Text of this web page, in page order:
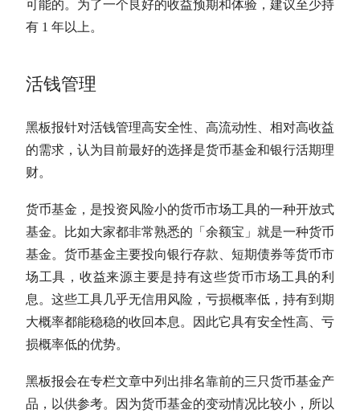
可能的。为了一个良好的收益预期和体验，建议至少持
有 1 年以上。
活钱管理
黑板报针对活钱管理高安全性、高流动性、相对高收益
的需求，认为目前最好的选择是货币基金和银行活期理
财。
货币基金，是投资风险小的货币市场工具的一种开放式
基金。比如大家都非常熟悉的「余额宝」就是一种货币
基金。货币基金主要投向银行存款、短期债券等货币市
场工具，收益来源主要是持有这些货币市场工具的利
息。这些工具几乎无信用风险，亏损概率低，持有到期
大概率都能稳稳的收回本息。因此它具有安全性高、亏
损概率低的优势。
黑板报会在专栏文章中列出排名靠前的三只货币基金产
品，以供参考。因为货币基金的变动情况比较小，所以